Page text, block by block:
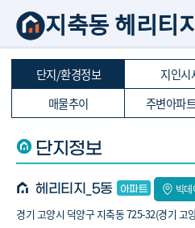
지축동 헤리티
단지/환경정보 지인시
매물추이
주변아파
단지정보
헤리티지_5동 빅
경기 고양시 덕양구 지축동 725-32(경기 고